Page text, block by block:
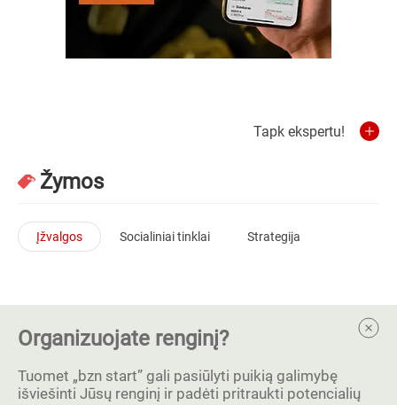
Tapk ekspertu!
Žymos
Įžvalgos Socialiniai tinklai Strategija
Organizuojate renginį?
Tuomet „bzn start” gali pasiūlyti puikią galimybę
išviešinti Jūsų renginį ir padėti pritraukti potencialių